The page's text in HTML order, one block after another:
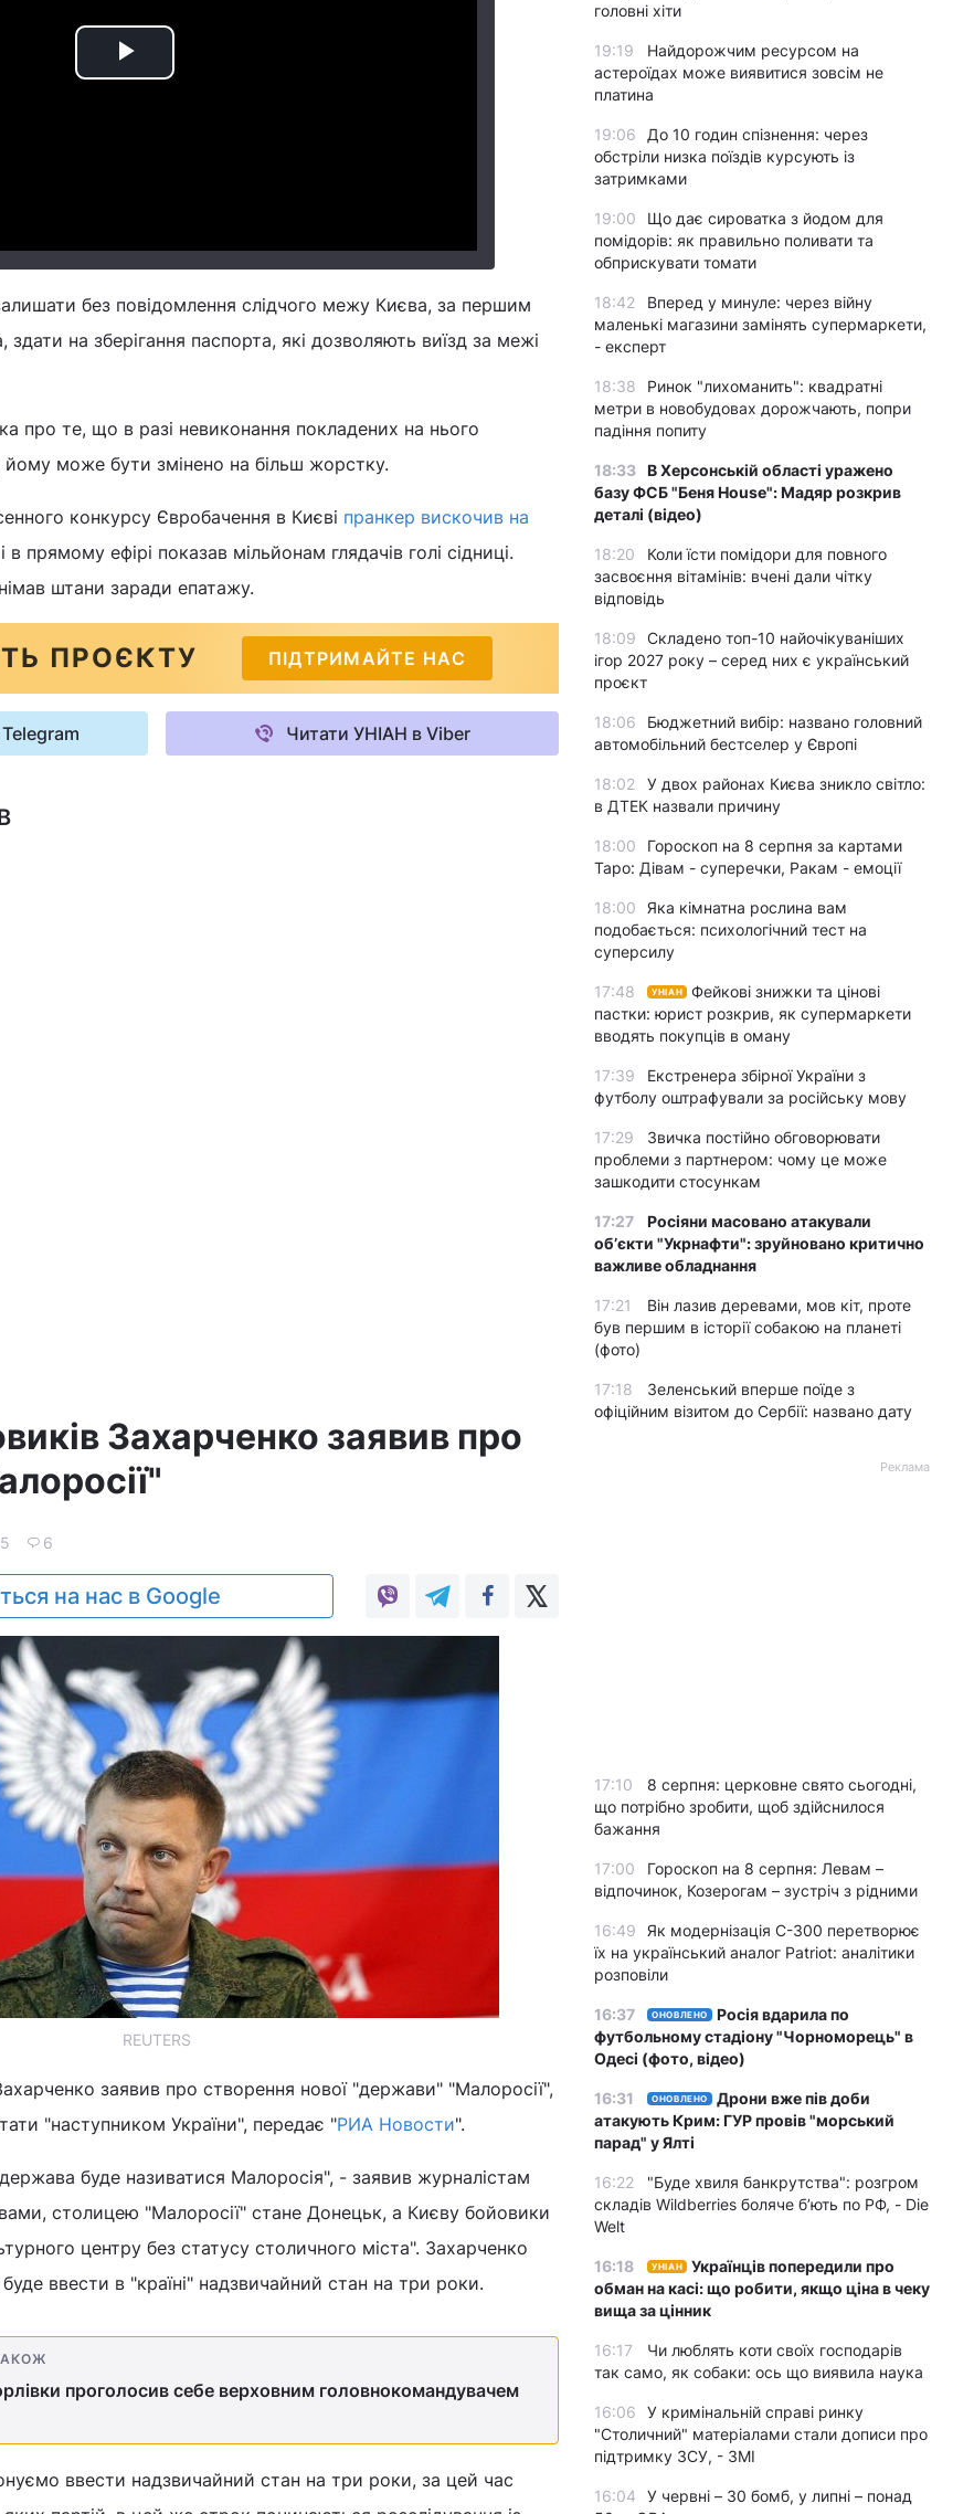
Play
без повідомлення слідчого межу Києва, за першим
на зберігання паспорта, які дозволяють виїзд за межі
про те, що в разі невиконання покладених на нього
йому може бути змінено на більш жорстку.
конкурсу Євробачення в Києві пранкер вискочив на
прямому ефірі показав мільйонам глядачів голі сідниці.
штани заради епатажу.
ПРОЄКТУ ПІДТРИМАЙТЕ НАС
Читати УНІАН в Viber
Захарченко заявив про
6
на нас в Google
REUTERS
заявив про створення нової "держави" "Малоросії",
"наступником України", передає "РИА Новости".
буде називатися Малоросія", - заявив журналістам
столицею "Малоросії" стане Донецьк, а Києву бойовики
центру без статусу столичного міста". Захарченко
ввести в "країні" надзвичайний стан на три роки.
проголосив себе верховним головнокомандувачем
ввести надзвичайний стан на три роки, за цей час
головні хіти
19:19
Найдорожчим ресурсом на
астероїдах може виявитися зовсім не
платина
19:06
До 10 годин спізнення: через
обстріли низка поїздів курсують із
затримками
19:00
Що дає сироватка з йодом для
помідорів: як правильно поливати та
обприскувати томати
18:42
Вперед у минуле: через війну
маленькі магазини замінять супермаркети,
- експерт
18:38
Ринок "лихоманить": квадратні
метри в новобудовах дорожчають, попри
падіння попиту
18:33 В Херсонській області уражено
базу ФСБ "Беня House": Мадяр розкрив
деталі (відео)
18:20
Коли їсти помідори для повного
засвоєння вітамінів: вчені дали чітку
відповідь
18:09
Складено топ-10 найочікуваніших
ігор 2027 року – серед них є український
проєкт
18:06
Бюджетний вибір: названо головний
автомобільний бестселер у Європі
18:02
У двох районах Києва зникло світло:
в ДТЕК назвали причину
18:00
Гороскоп на 8 серпня за картами
Таро: Дівам - суперечки, Ракам - емоції
18:00
Яка кімнатна рослина вам
подобається: психологічний тест на
суперсилу
17:48 УНІАН
Фейкові знижки та цінові
пастки: юрист розкрив, як супермаркети
вводять покупців в оману
17:39
Екстренера збірної України з
футболу оштрафували за російську мову
17:29
Звичка постійно обговорювати
проблеми з партнером: чому це може
зашкодити стосункам
17:27
Росіяни масовано атакували
обʼєкти "Укрнафти": зруйновано критично
важливе обладнання
17:21
Він лазив деревами, мов кіт, проте
був першим в історії собакою на планеті
(фото)
17:18
Зеленський вперше поїде з
офіційним візитом до Сербії: названо дату
Реклама
17:10
8 серпня: церковне свято сьогодні,
що потрібно зробити, щоб здійснилося
бажання
17:00
Гороскоп на 8 серпня: Левам –
відпочинок, Козерогам – зустріч з рідними
16:49
Як модернізація С-300 перетворює
їх на український аналог Patriot: аналітики
розповіли
16:37 ОНОВЛЕНО
Росія вдарила по
футбольному стадіону "Чорноморець" в
Одесі (фото, відео)
16:31 ОНОВЛЕНО
Дрони вже пів доби
атакують Крим: ГУР провів "морський
парад" у Ялті
16:22
"Буде хвиля банкрутства": розгром
складів Wildberries боляче бʼють по РФ, - Die
Welt
16:18 УНІАН
Українців попередили про
обман на касі: що робити, якщо ціна в чеку
вища за цінник
16:17
Чи люблять коти своїх господарів
так само, як собаки: ось що виявила наука
16:06
У кримінальній справі ринку
"Столичний" матеріалами стали дописи про
підтримку ЗСУ, - ЗМІ
16:04
У червні – 30 бомб, у липні – понад